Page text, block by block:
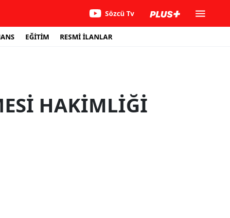
Sözcü Tv
EĞİTİM RESMİ İLANLAR
HAKİMLİĞİ